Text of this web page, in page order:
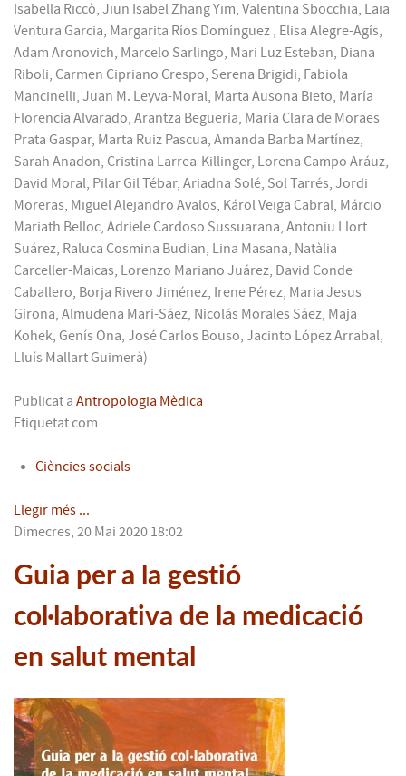
Isabella Riccò, Jiun Isabel Zhang Yim, Valentina Sbocchia, Laia
Ventura Garcia, Margarita Ríos Domínguez , Elisa Alegre-Agís,
Adam Aronovich, Marcelo Sarlingo, Mari Luz Esteban, Diana
Riboli, Carmen Cipriano Crespo, Serena Brigidi, Fabiola
Mancinelli, Juan M. Leyva-Moral, Marta Ausona Bieto, María
Florencia Alvarado, Arantza Begueria, Maria Clara de Moraes
Prata Gaspar, Marta Ruiz Pascua, Amanda Barba Martínez,
Sarah Anadon, Cristina Larrea-Killinger, Lorena Campo Aráuz,
David Moral, Pilar Gil Tébar, Ariadna Solé, Sol Tarrés, Jordi
Moreras, Miguel Alejandro Avalos, Károl Veiga Cabral, Márcio
Mariath Belloc, Adriele Cardoso Sussuarana, Antoniu Llort
Suárez, Raluca Cosmina Budian, Lina Masana, Natàlia
Carceller-Maicas, Lorenzo Mariano Juárez, David Conde
Caballero, Borja Rivero Jiménez, Irene Pérez, Maria Jesus
Girona, Almudena Mari-Sáez, Nicolás Morales Sáez, Maja
Kohek, Genís Ona, José Carlos Bouso, Jacinto López Arrabal,
Lluís Mallart Guimerà)
Publicat a Antropologia Mèdica
Etiquetat com
Ciències socials
Llegir més ...
Dimecres, 20 Mai 2020 18:02
Guia per a la gestió
col·laborativa de la medicació
en salut mental